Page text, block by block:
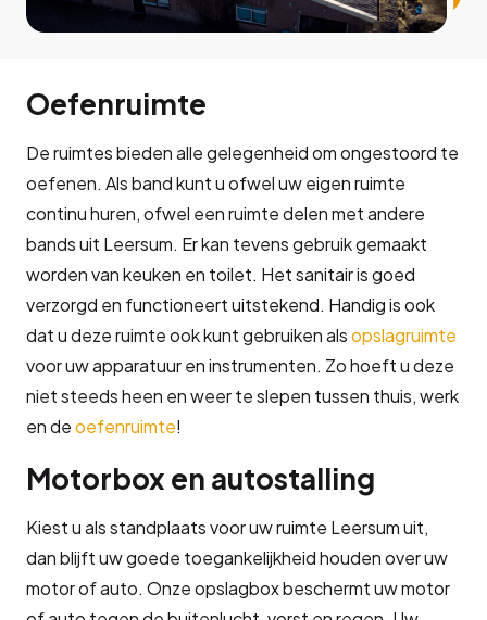
Oefenruimte
De ruimtes bieden alle gelegenheid om ongestoord te
oefenen. Als band kunt u ofwel uw eigen ruimte
continu huren, ofwel een ruimte delen met andere
bands uit Leersum. Er kan tevens gebruik gemaakt
worden van keuken en toilet. Het sanitair is goed
verzorgd en functioneert uitstekend. Handig is ook
dat u deze ruimte ook kunt gebruiken alsopslagruimte
voor uw apparatuur en instrumenten. Zo hoeft u deze
niet steeds heen en weer te slepen tussen thuis, werk
en deoefenruimte!
Motorbox en autostalling
Kiest u als standplaats voor uw ruimte Leersum uit,
dan blijft uw goede toegankelijkheid houden over uw
motor of auto. Onze opslagbox beschermt uw motor